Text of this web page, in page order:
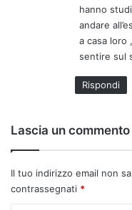
hanno
andare
a casa loro
sentire sul
Rispondi
Lascia un commento
Il tuo indirizzo email non
contrassegnati *